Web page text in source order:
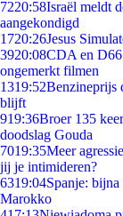
7220:58Israël meldt
aangekondigd
1720:26Jesus
3920:08CDA en
ongemerkt filmen
1319:52Benzineprijs
blijft
919:36Broer 135
doodslag Gouda
7019:35Meer
jij je intimideren?
6319:04Spanje:
Marokko